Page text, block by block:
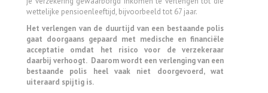
wettelijke pensioenleeftijd, bijvoorbeeld tot 67 jaar.
Het verlengen van de duurtijd van een bestaande polis
gaat doorgaans gepaard met medische en financiële
acceptatie omdat het risico voor de verzekeraar
daarbij verhoogt. Daarom wordt een verlenging van een
bestaande polis heel vaak niet doorgevoerd, wat
uiteraard spijtig is.